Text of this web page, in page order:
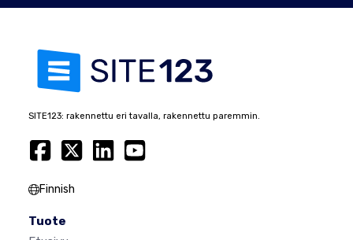
SITE123: rakennettu eri tavalla, rakennettu paremmin.
Finnish
Tuote